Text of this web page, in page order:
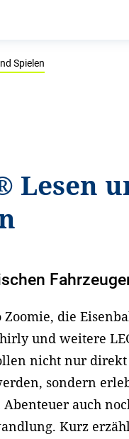
Spielen
Lesen
Zoomie, die
und weitere
nicht nur direkt
sondern
auch
Kurz